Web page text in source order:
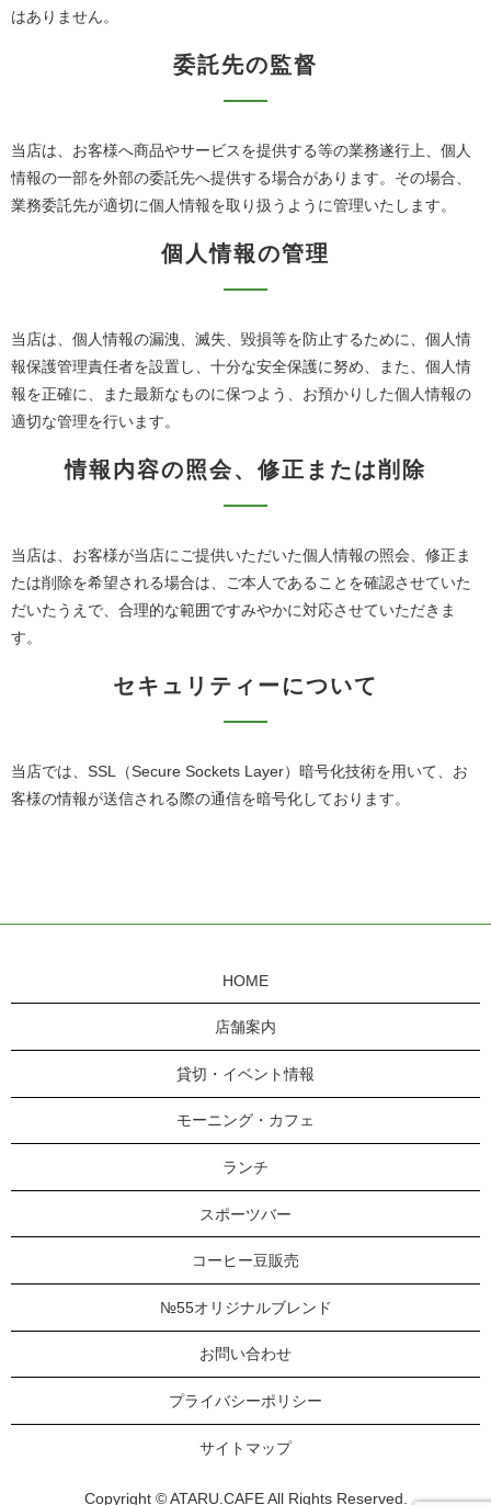
はありません。
委託先の監督
当店は、お客様へ商品やサービスを提供する等の業務遂行上、個人
情報の一部を外部の委託先へ提供する場合があります。その場合、
業務委託先が適切に個人情報を取り扱うように管理いたします。
個人情報の管理
当店は、個人情報の漏洩、滅失、毀損等を防止するために、個人情
報保護管理責任者を設置し、十分な安全保護に努め、また、個人情
報を正確に、また最新なものに保つよう、お預かりした個人情報の
適切な管理を行います。
情報内容の照会、修正または削除
当店は、お客様が当店にご提供いただいた個人情報の照会、修正ま
たは削除を希望される場合は、ご本人であることを確認させていた
だいたうえで、合理的な範囲ですみやかに対応させていただきま
す。
セキュリティーについて
当店では、SSL（Secure Sockets Layer）暗号化技術を用いて、お
客様の情報が送信される際の通信を暗号化しております。
HOME
店舗案内
貸切・イベント情報
モーニング・カフェ
ランチ
スポーツバー
コーヒー豆販売
№55オリジナルブレンド
お問い合わせ
プライバシーポリシー
サイトマップ
Copyright © ATARU.CAFE All Rights Reserved.